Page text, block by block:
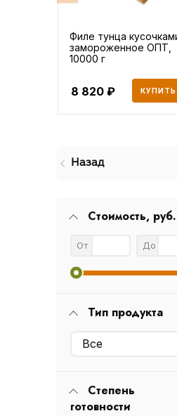
Филе тунца
замороженное ОПТ,
10000 г
8 820 КУПИТЬ
Назад
Стоимость, руб.
От До
Тип продукта
Все
Степень
готовности